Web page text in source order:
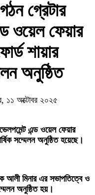
গ্রেটার
ওয়েল ফেয়ার
শায়ার
অনুষ্ঠিত
১১ অক্টোবর ২০২৫
এন্ড ওয়েল ফেয়ার
সম্মেলন অনুষ্ঠিত হয়েছে।
আলী মিনার এর সভাপতিত্বে ও
অনুষ্ঠিত হয়।